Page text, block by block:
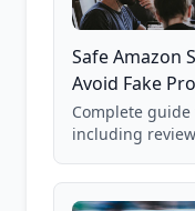
Safe Amazon
Avoid Fake
Complete
including
and scam